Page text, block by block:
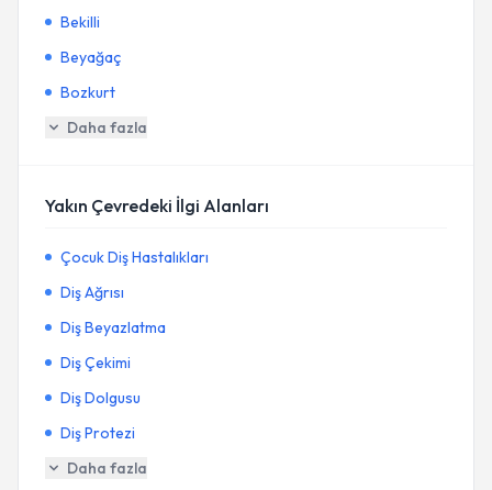
Bekilli
Beyağaç
Bozkurt
Daha fazla
Yakın Çevredeki İlgi Alanları
Çocuk Diş Hastalıkları
Diş Ağrısı
Diş Beyazlatma
Diş Çekimi
Diş Dolgusu
Diş Protezi
Daha fazla